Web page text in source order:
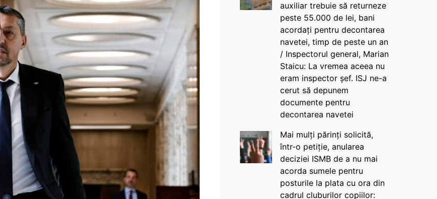
auxiliar trebuie să returneze
peste 55.000 de lei, bani
acordați pentru decontarea
navetei, timp de peste un an
/ Inspectorul general, Marian
Staicu: La vremea aceea nu
eram inspector șef. ISJ ne-a
cerut să depunem
documente pentru
decontarea navetei
Mai mulți părinți solicită,
într-o petiție, anularea
deciziei ISMB de a nu mai
acorda sumele pentru
posturile la plata cu ora din
cadrul cluburilor copiilor: